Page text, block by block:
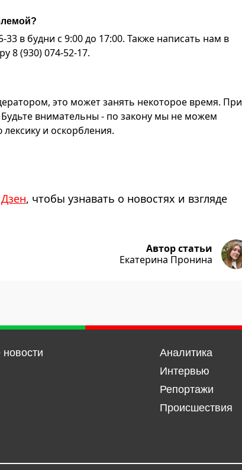
в будни с 9:00 до 17:00. Также написать нам в
8 (930) 074-52-17.
это может занять некоторое время. При
внимательны - по закону мы не можем
и оскорбления.
, чтобы узнавать о новостях и взгляде
Автор статьи
Екатерина Пронина
Аналитика
Интервью
Репортажи
Происшествия